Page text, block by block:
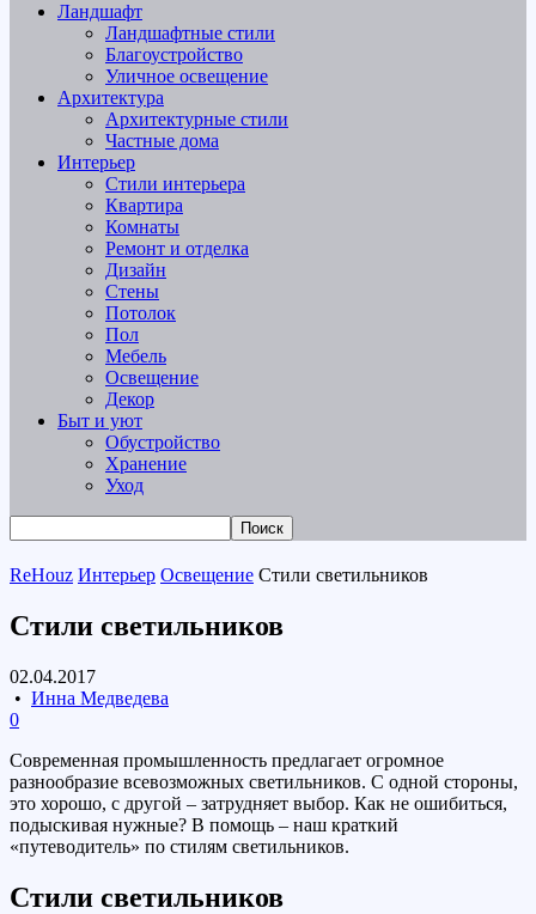
Ландшафт
Ландшафтные стили
Благоустройство
Уличное освещение
Архитектура
Архитектурные стили
Частные дома
Интерьер
Стили интерьера
Квартира
Комнаты
Ремонт и отделка
Дизайн
Стены
Потолок
Пол
Мебель
Освещение
Декор
Быт и уют
Обустройство
Хранение
Уход
ReHouz Интерьер Освещение Стили светильников
Стили светильников
02.04.2017
• Инна Медведева
0
Современная промышленность предлагает огромное
разнообразие всевозможных светильников. С одной стороны,
это хорошо, с другой – затрудняет выбор. Как не ошибиться,
подыскивая нужные? В помощь – наш краткий
«путеводитель» по стилям светильников.
Стили светильников